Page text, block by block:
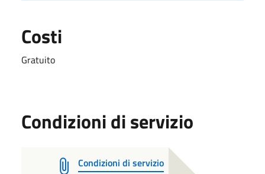
Costi
Gratuito
Condizioni di servizio
Condizioni di servizio